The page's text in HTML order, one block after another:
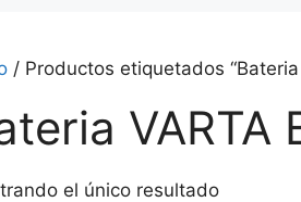
/ Productos etiquetados
VARTA
el único resultado